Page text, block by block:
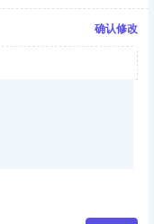
确认修改